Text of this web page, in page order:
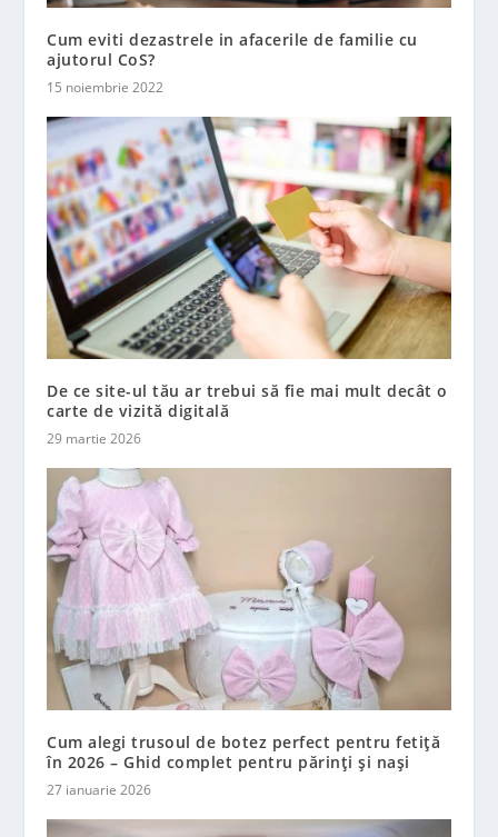
Cum eviti dezastrele in afacerile de familie cu
ajutorul CoS?
15 noiembrie 2022
De ce site-ul tău ar trebui să fie mai mult decât o
carte de vizită digitală
29 martie 2026
Cum alegi trusoul de botez perfect pentru fetiță
în 2026 – Ghid complet pentru părinți și nași
27 ianuarie 2026